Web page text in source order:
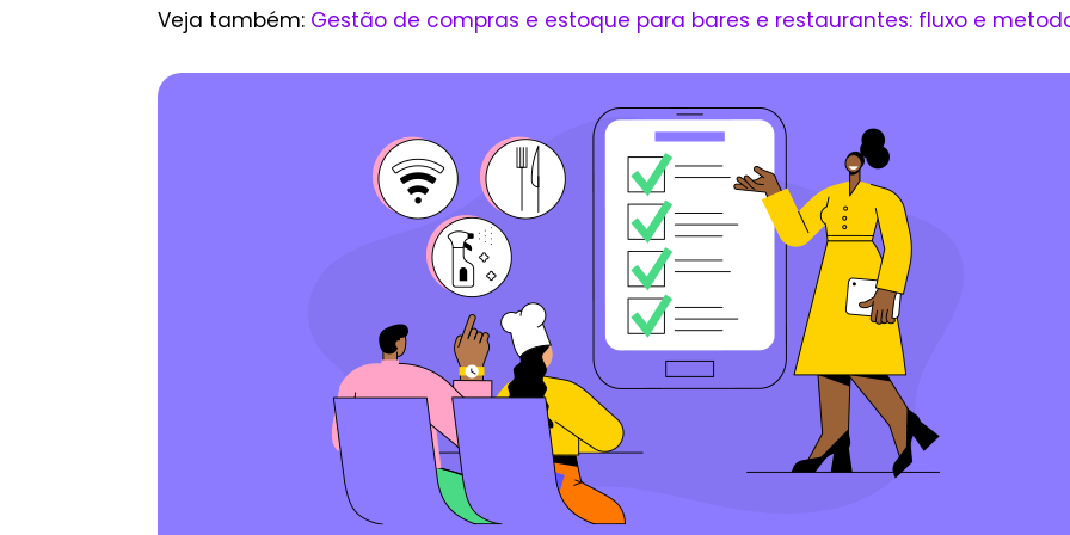
Veja também: Gestão de compras e estoque para bares e restaurantes: fluxo e